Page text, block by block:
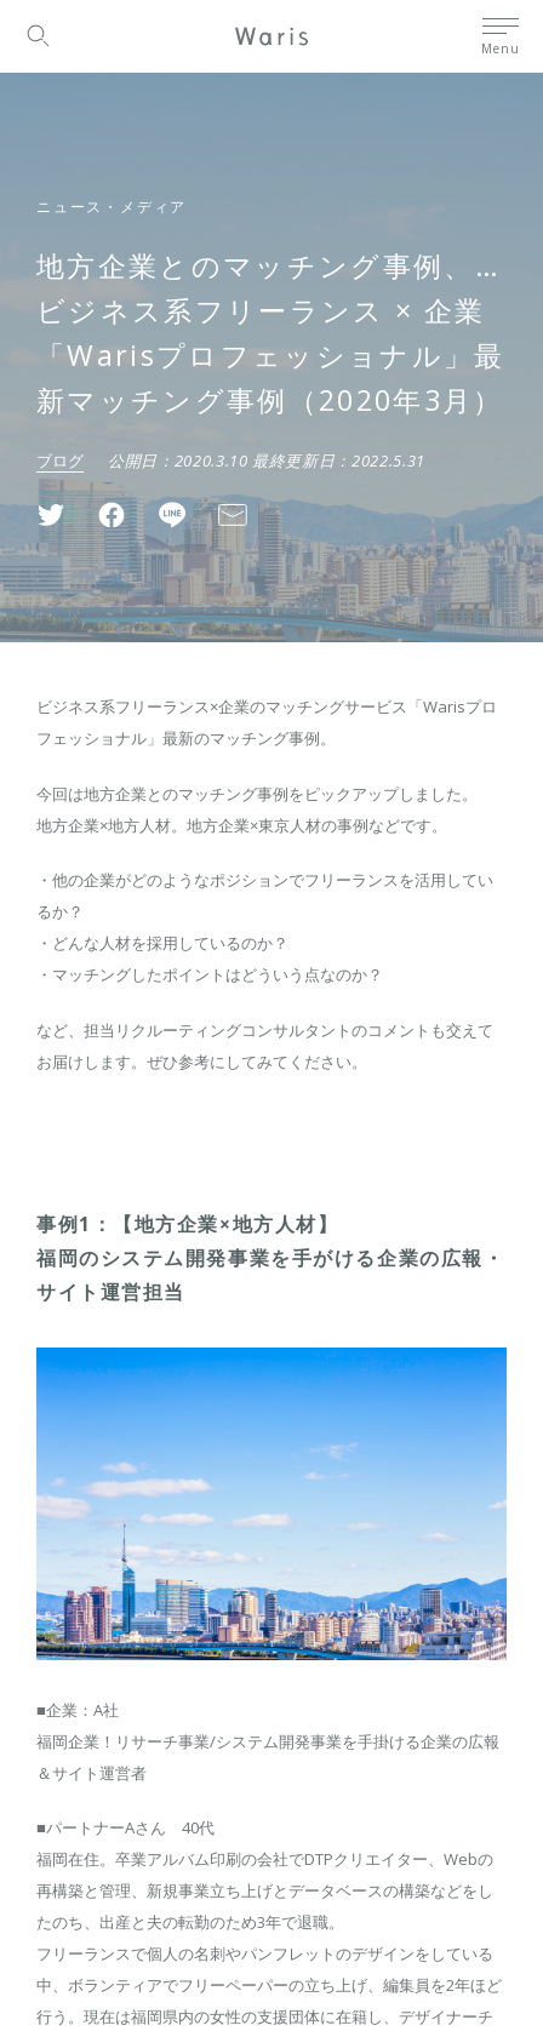
Menu
ニュース・メディア
地方企業とのマッチング事例、…
ビジネス系フリーランス × 企業
「Warisプロフェッショナル」最
新マッチング事例（2020年3月）
ブログ 公開日： 2020.3.10 最終更新日：2022.5.31
ビジネス系フリーランス×企業のマッチングサービス「Warisプロ
フェッショナル」最新のマッチング事例。
今回は地方企業とのマッチング事例をピックアップしました。
地方企業×地方人材。地方企業×東京人材の事例などです。
・他の企業がどのようなポジションでフリーランスを活用してい
るか？
・どんな人材を採用しているのか？
・マッチングしたポイントはどういう点なのか？
など、担当リクルーティングコンサルタントのコメントも交えて
お届けします。ぜひ参考にしてみてください。
事例1：【地方企業×地方人材】
福岡のシステム開発事業を手がける企業の広報・
サイト運営担当
■企業：A社
福岡企業！リサーチ事業/システム開発事業を手掛ける企業の広報
＆サイト運営者
■パートナーAさん 40代
福岡在住。卒業アルバム印刷の会社でDTPクリエイター、Webの
再構築と管理、新規事業立ち上げとデータベースの構築などをし
たのち、出産と夫の転勤のため3年で退職。
フリーランスで個人の名刺やパンフレットのデザインをしている
中、ボランティアでフリーペーパーの立ち上げ、編集員を2年ほど
行う。現在は福岡県内の女性の支援団体に在籍し、デザイナーチ